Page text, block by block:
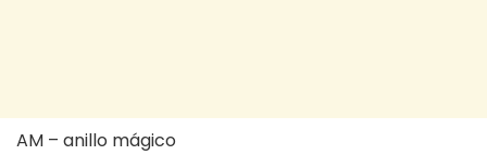
AM – anillo mágico